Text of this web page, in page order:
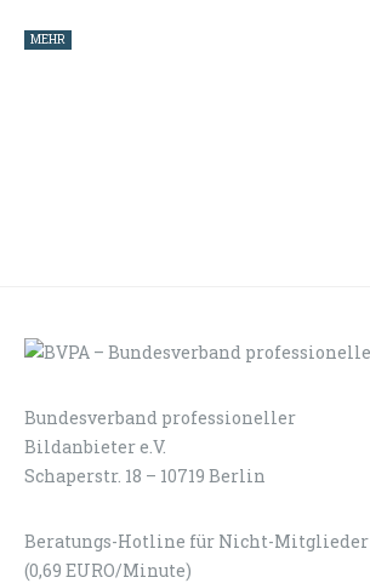
MEHR
Bundesverband professioneller
Bildanbieter e.V.
Schaperstr. 18 – 10719 Berlin
Beratungs-Hotline für Nicht-Mitglieder
(0,69 EURO/Minute)